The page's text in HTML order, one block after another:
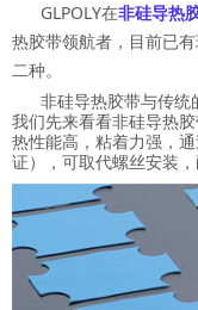
GLPOLY在非硅导热
热胶带领航者，目前已
二种。
非硅导热胶带与传统
我们先来看看非硅导热
热性能高，粘着力强，
证），可取代螺丝安装